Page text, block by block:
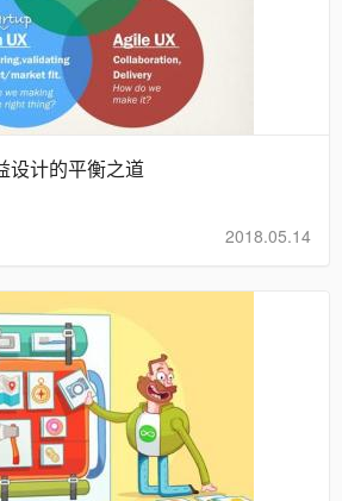
设计的平衡之道
2018.05.14